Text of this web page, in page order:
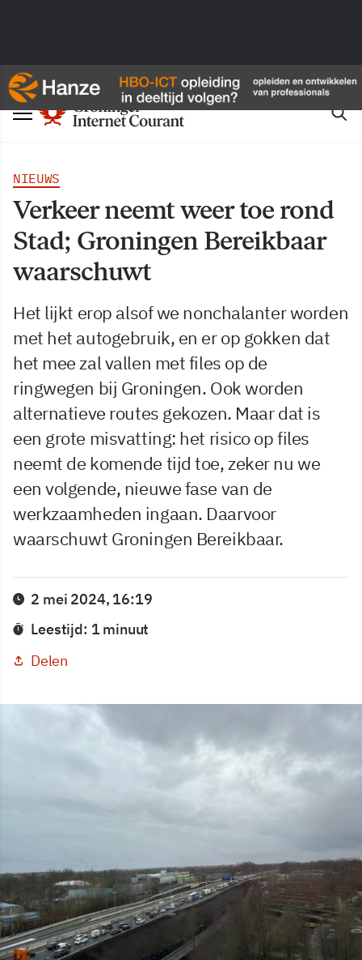
NIEUWS
Verkeer neemt weer toe rond
Stad; Groningen Bereikbaar
waarschuwt
Het lijkt erop alsof we nonchalanter worden
met het autogebruik, en er op gokken dat
het mee zal vallen met files op de
ringwegen bij Groningen. Ook worden
alternatieve routes gekozen. Maar dat is
een grote misvatting: het risico op files
neemt de komende tijd toe, zeker nu we
een volgende, nieuwe fase van de
werkzaamheden ingaan. Daarvoor
waarschuwt Groningen Bereikbaar.
2 mei 2024, 16:19
Leestijd: 1 minuut
Delen